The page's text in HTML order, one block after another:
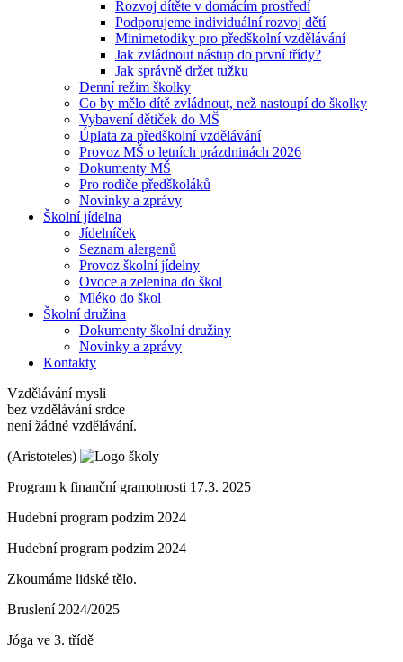
Rozvoj dítěte v domácím prostředí
Podporujeme individuální rozvoj dětí
Minimetodiky pro předškolní vzdělávání
Jak zvládnout nástup do první třídy?
Jak správně držet tužku
Denní režim školky
Co by mělo dítě zvládnout, než nastoupí do školky
Vybavení dětiček do MŠ
Úplata za předškolní vzdělávání
Provoz MŠ o letních prázdninách 2026
Dokumenty MŠ
Pro rodiče předškoláků
Novinky a zprávy
Školní jídelna
Jídelníček
Seznam alergenů
Provoz školní jídelny
Ovoce a zelenina do škol
Mléko do škol
Školní družina
Dokumenty školní družiny
Novinky a zprávy
Kontakty
Vzdělávání mysli
bez vzdělávání srdce
není žádné vzdělávání.
(Aristoteles)
Program k finanční gramotnosti 17.3. 2025
Hudební program podzim 2024
Hudební program podzim 2024
Zkoumáme lidské tělo.
Bruslení 2024/2025
Jóga ve 3. třídě